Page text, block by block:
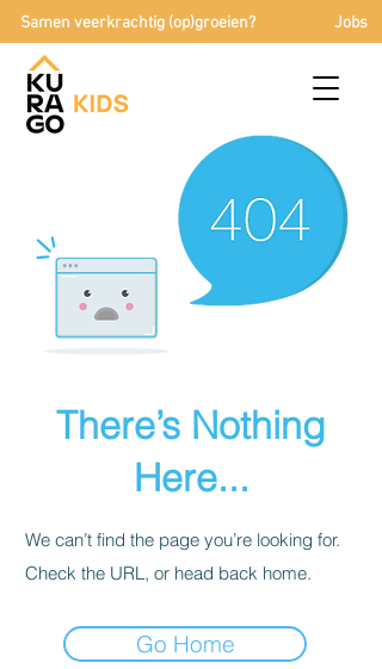
Samen veerkrachtig (op)groeien? Jobs
There’s Nothing
Here...
We can’t find the page you’re looking for.
Check the URL, or head back home.
Go Home